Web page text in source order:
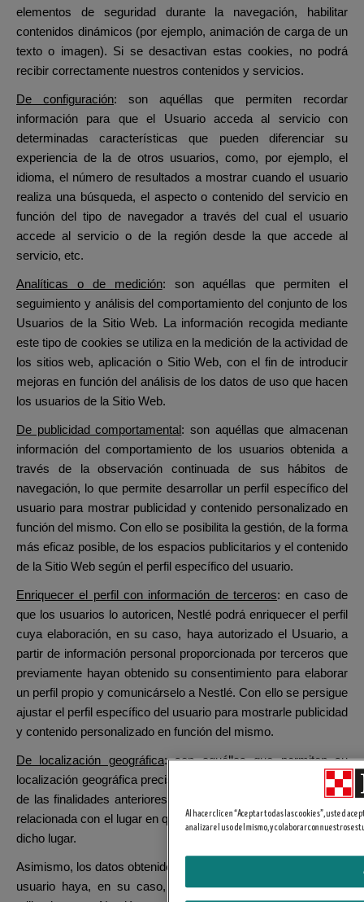
elementos de seguridad durante la navegación, habilitar
contenidos dinámicos (por ejemplo, animación de carga de un
texto o imagen). Si se desactivan estas cookies, no podrá
recibir correctamente nuestros contenidos y servicios.
De configuración: son aquéllas que permiten recordar
información para que el Usuario acceda al servicio con
determinadas características que pueden diferenciar su
experiencia de la de otros usuarios, como, por ejemplo, el
idioma, el número de resultados a mostrar cuando el usuario
realiza una búsqueda, el aspecto o contenido del servicio en
función del tipo de navegador a través del cual el usuario
accede al servicio o de la región desde la que accede al
servicio, etc.
Analíticas ode medición: sonaquéllas que permiten el
seguimiento y análisis del comportamiento del conjunto de los
Usuarios de la Sitio Web. La información recogida mediante
este tipo de cookies se utiliza en la medición de la actividad de
los sitios web, aplicación o Sitio Web, con el fin de introducir
mejoras en función del análisis de los datos de uso que hacen
los usuarios de la Sitio Web.
De publicidad comportamental : son aquéllas que almacenan
información del comportamiento de los usuarios obtenida a
través de la observación continuada de sus hábitos de
navegación, lo que permite desarrollar un perfil específico del
usuario para mostrar publicidad y contenido personalizado en
función del mismo. Con ello se posibilita la gestión, de la forma
más eficaz posible, de los espacios publicitarios y el contenido
de la Sitio Web según el perfil específico del usuario.
Enriquecer el perfil con información de terceros: en caso de
que los usuarios lo autoricen, Nestlé podrá enriquecer el perfil
cuya elaboración, en su caso, haya autorizado el Usuario, a
partir de información personal proporcionada por terceros que
previamente hayan obtenido su consentimiento para elaborar
un perfil propio y comunicárselo a Nestlé. Con ello se persigue
ajustar el perfil específico del usuario para mostrarle publicidad
y contenido personalizado en función del mismo.
De localización geográfica: son aquéllas que permiten su
localización geográfica precisa para el cumplimiento de varias
de las finalidades anteriores, tales como mostrarle publicidad
relacionada con el lugar en que se encuentre o en el idioma de
dicho lugar.
Asimismo, los datos obtenidos a partir de las finalidades que el
usuario haya, en su caso, consentido, también podrán ser
Al hacer clic en “Aceptar todas las cookies”, usted
analizar el uso del mismo, y colaborar con nuestros